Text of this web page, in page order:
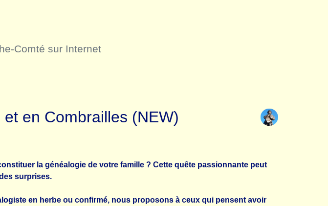
Comté sur Internet
en Combrailles (NEW)
la généalogie de votre famille ? Cette quête passionnante peut
surprises.
en herbe ou confirmé, nous proposons à ceux qui pensent avoir